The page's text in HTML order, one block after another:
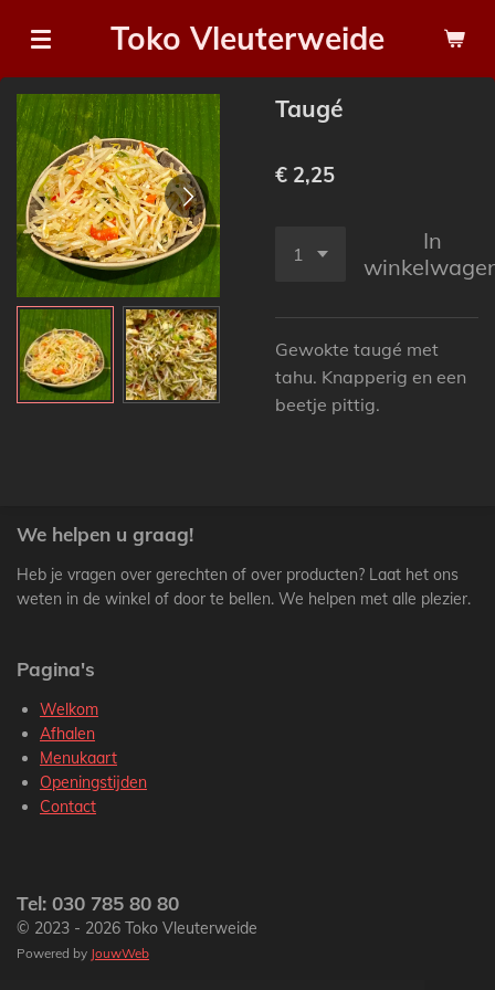
direct
naar
de
hoofdinhoud
Toko Vleuterweide
Taugé
€ 2,25
In
Gewokte taugé met
tahu. Knapperig en een
beetje pittig.
We helpen u graag!
Heb je vragen over gerechten of over producten? Laat het ons
weten in de winkel of door te bellen. We helpen met alle plezier.
Pagina's
Welkom
Afhalen
Menukaart
Openingstijden
Contact
Tel: 030 785 80 80
© 2023 - 2026 Toko Vleuterweide
Powered by JouwWeb